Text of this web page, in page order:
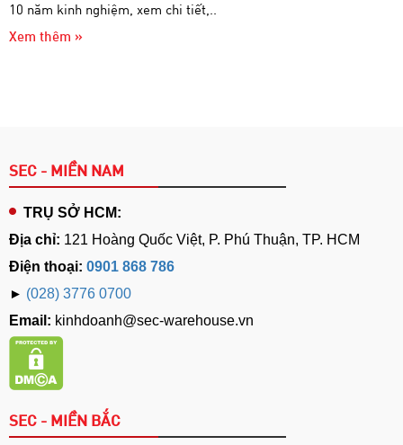
10 năm kinh nghiệm, xem chi tiết,..
Xem thêm »
SEC - MIỀN NAM
TRỤ SỞ HCM:
Địa chỉ: 121 Hoàng Quốc Việt, P. Phú Thuận, TP. HCM
Điện thoại: 0901 868 786
► (028) 3776 0700
Email: kinhdoanh@sec-warehouse.vn
SEC - MIỀN BẮC